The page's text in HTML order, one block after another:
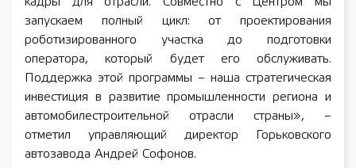
запускаем полный цикл: от проектирования
роботизированного участка до подготовки
оператора, который будет его обслуживать.
Поддержка этой программы – наша стратегическая
инвестиция в развитие промышленности региона и
автомобилестроительной отрасли страны», –
отметил управляющий директор Горьковского
автозавода Андрей Софонов.